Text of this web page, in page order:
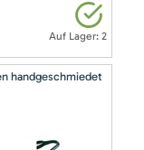
Auf Lager: 2
handgeschmiedet